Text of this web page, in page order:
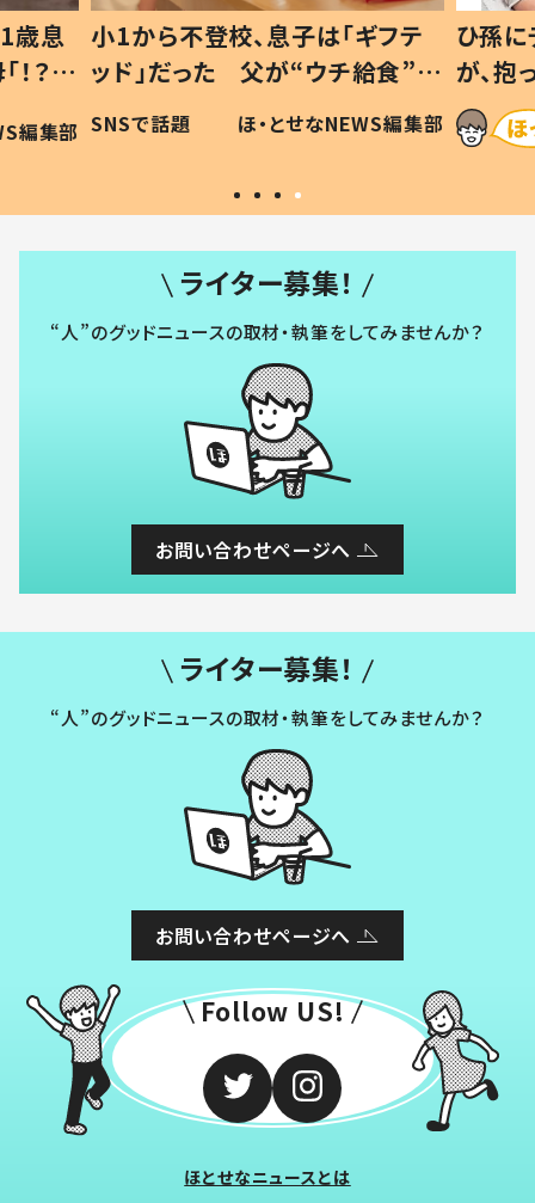
フテ
食”を
編集部
ひ孫にデレデレな80歳じいじ
が、抱っこすると…ひ孫の反応に
「涙が出ました」「可愛くて仕方な
い」
ほ・とせなNEWS編集部
ライター募集！
“人”のグッドニュースの取材・執筆をしてみませんか？
お問い合わせページへ
ライター募集！
“人”のグッドニュースの取材・執筆をしてみませんか？
お問い合わせページへ
Follow US!
ほとせなニュースとは